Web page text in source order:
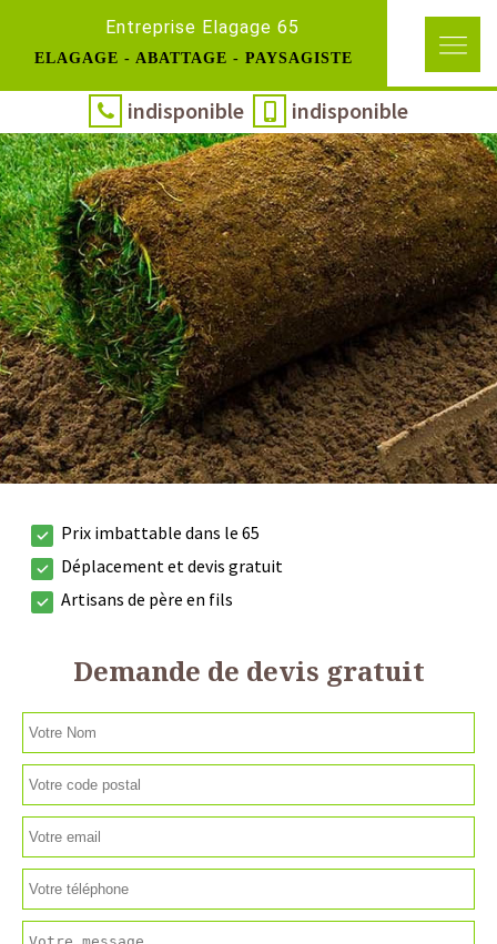
Entreprise Elagage 65
ELAGAGE - ABATTAGE - PAYSAGISTE
indisponible indisponible
Prix imbattable dans le 65
Déplacement et devis gratuit
Artisans de père en fils
Demande de devis gratuit